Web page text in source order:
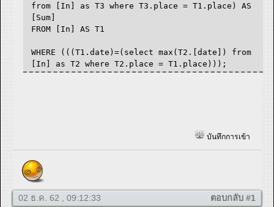
from [In] as T3 where T3.place = T1.place) AS
[Sum]
FROM [In] AS T1
WHERE (((T1.date)=(select max(T2.[date]) from
[In] as T2 where T2.place = T1.place)));
บันทึกการเข้า
02 ธ.ค. 62 , 09:12:33 ตอบกลับ #1